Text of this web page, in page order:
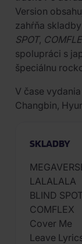
Version
zahŕňa skladby
SPOT,
spolupráci s
špeciálnu
V čase
Changbin,
SKLADBY
LALALALA
BLIND SPOT
COMFLEX
Cover Me
Leave